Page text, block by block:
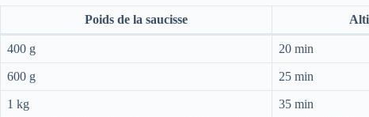
Poids de la saucisse
400 g 20 min
600 g 25 min
1 kg 35 min